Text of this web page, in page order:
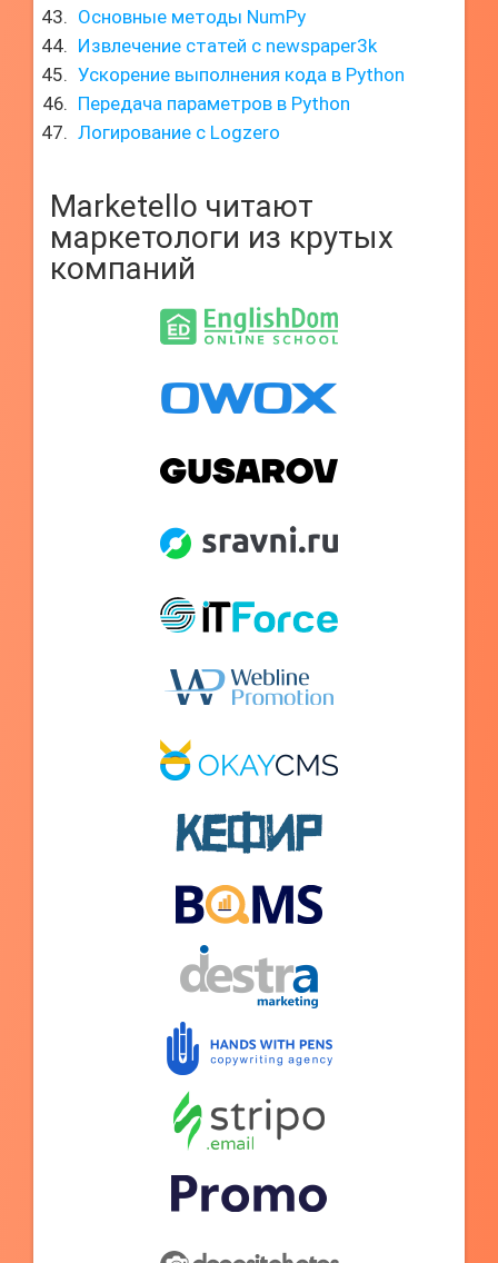
Основные методы NumPy
Извлечение статей с newspaper3k
Ускорение выполнения кода в Python
Передача параметров в Python
Логирование с Logzero
Marketello читают
маркетологи из крутых
компаний